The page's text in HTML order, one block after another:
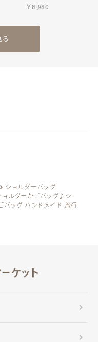
グ
カゴバッグに迷った
らこれ♪アタバッグ
￥8,980
る
ショルダーバッグ
ョルダーかごバッグ♪シ
バッグ ハンドメイド 旅行